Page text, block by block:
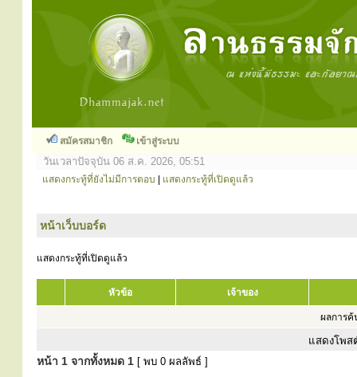
สมัครสมาชิก เข้าสู่ระบบ
วันเวลาปัจจุบัน 06 ส.ค. 2026, 05:51
แสดงกระทู้ที่ยังไม่มีการตอบ แสดงกระทู้ที่เปิดดูแล้ว
หน้าเว็บบอร์ด
แสดงกระทู้ที่เปิดดูแล้ว
หัวข้อ เจ้าของ
ผลการ
แสดงโพส
หน้า 1 จากทั้งหมด 1 [ พบ 0 ผลลัพธ์ ]